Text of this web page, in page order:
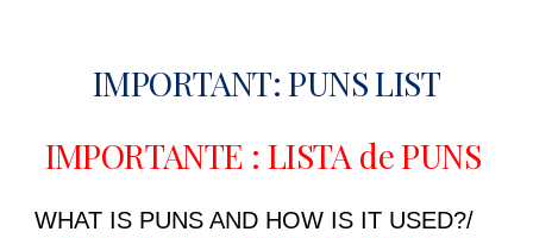
IMPORTANT: PUNS LIST
IMPORTANTE : LISTA de PUNS
WHAT IS PUNS AND HOW IS IT USED?/